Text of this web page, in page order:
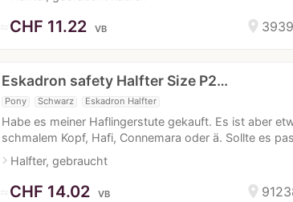
location_on
≈CHF 11.22 VB
Eskadron safety Halfter Size P2…
Pony Schwarz Eskadron Halfter
Habe es meiner Haflingerstute gekauft. Es ist aber
schmalem Kopf, Hafi, Connemara oder ä. Sollte es
navigate_nextHalfter, gebraucht
location_on
≈CHF 14.02 VB